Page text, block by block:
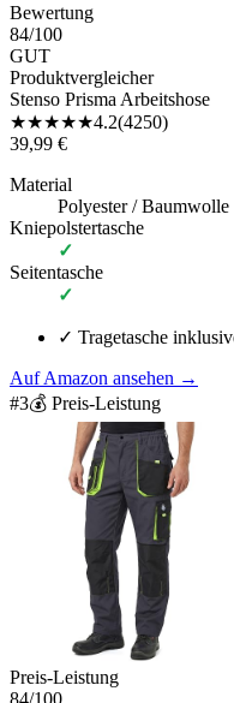
Bewertung
84/100
GUT
Produktvergleicher
Stenso Prisma Arbeitshose
★★★★★4.2(4250)
39,99 €
Material
Polyester / Baumwolle
Kniepolstertasche
✓
Seitentasche
✓
✓ Tragetasche
Auf Amazon ansehen →
#3💰 Preis-Leistung
Preis-Leistung
84/100